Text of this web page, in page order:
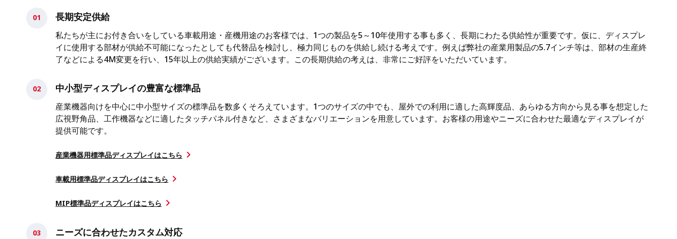
長期安定供給
私たちが主にお付き合いをしている車載用途・産機用途のお客様では、1つの製品を5～10年使用する事も多く、長期にわたる供給性が重要です。仮に、ディスプレ
イに使用する部材が供給不可能になったとしても代替品を検討し、極力同じものを供給し続ける考えです。例えば弊社の産業用製品の5.7インチ等は、部材の生産終
了などによる4M変更を行い、15年以上の供給実績がございます。この長期供給の考えは、非常にご好評をいただいています。
中小型ディスプレイの豊富な標準品
産業機器向けを中心に中小型サイズの標準品を数多くそろえています。1つのサイズの中でも、屋外での利用に適した高輝度品、あらゆる方向から見る事を想定した
広視野角品、工作機器などに適したタッチパネル付きなど、さまざまなバリエーションを用意しています。お客様の用途やニーズに合わせた最適なディスプレイが
提供可能です。
産業機器用標準品ディスプレイはこちら
車載用標準品ディスプレイはこちら
MIP標準品ディスプレイはこちら
ニーズに合わせたカスタム対応